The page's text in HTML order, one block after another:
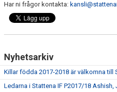
Har ni frågor kontakta:
Nyhetsarkiv
Killar födda 2017-2018 är välkomna till
Ledarna i Stattena IF P2017/18 Ashish,